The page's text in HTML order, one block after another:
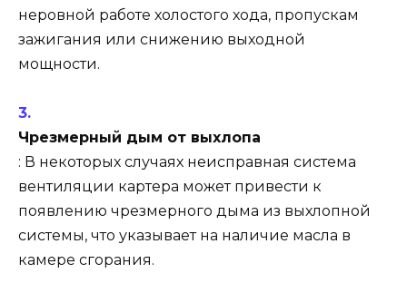
неровной работе холостого хода, пропускам
зажигания или снижению выходной
мощности.
Чрезмерный дым от выхлопа
: В некоторых случаях неисправная система
вентиляции картера может привести к
появлению чрезмерного дыма из выхлопной
системы, что указывает на наличие масла в
камере сгорания.